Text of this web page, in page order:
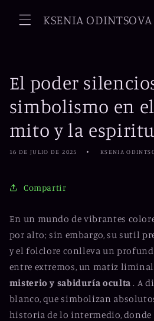
directamente
al contenidoKSENIA ODINTSOVA
El poder
simbolismo en
mito y la
16 DE JULIO DE 2025 KSENIA
Compartir
En un mundo de vibrantes
por alto; sin embargo, su sutil
y el folclore conlleva un
entre extremos, un matiz
misterio y sabiduría oculta . A
blanco, que simbolizan
historia de lo intermedio, donde